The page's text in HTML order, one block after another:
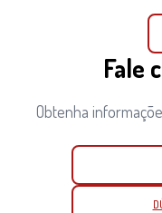
Fale
Obtenha